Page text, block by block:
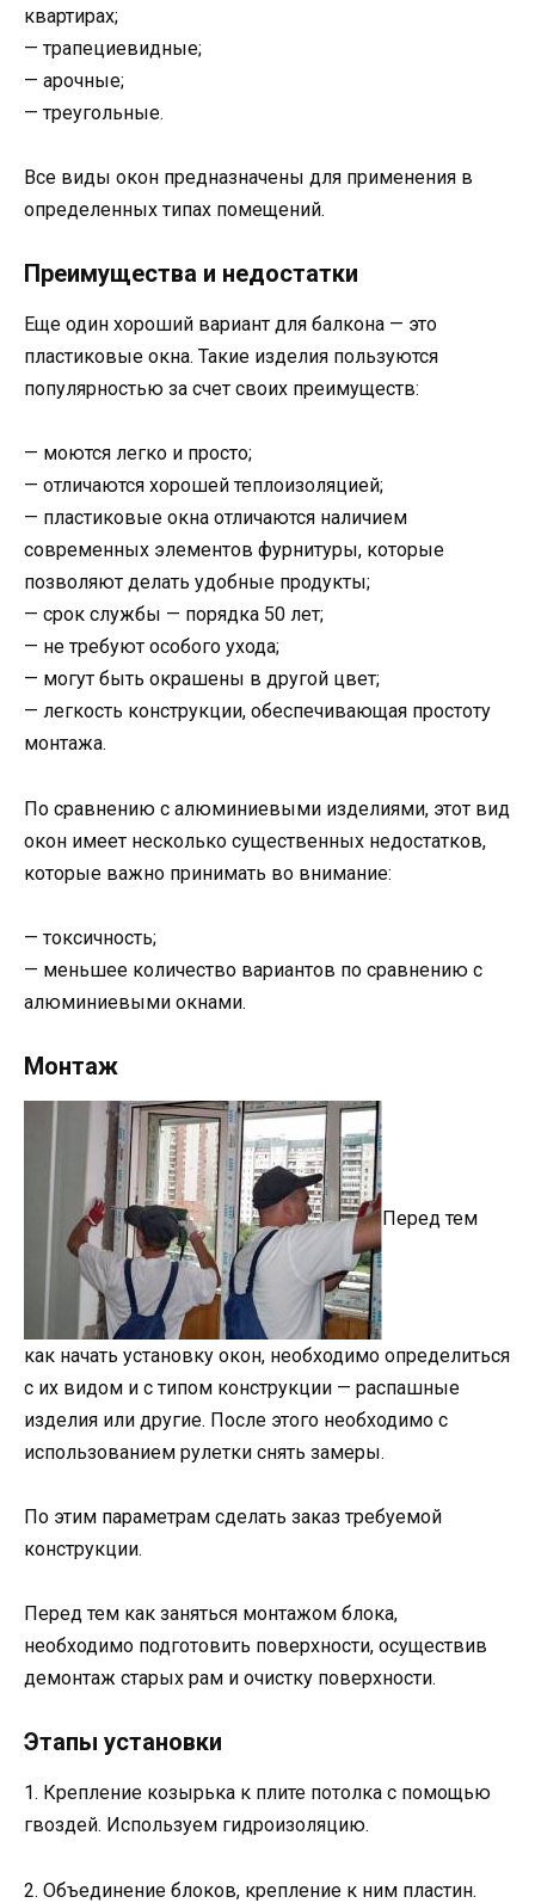
квартирах;
— трапециевидные;
— арочные;
— треугольные.
Все виды окон предназначены для применения в
определенных типах помещений.
Преимущества и недостатки
Еще один хороший вариант для балкона — это
пластиковые окна. Такие изделия пользуются
популярностью за счет своих преимуществ:
— моются легко и просто;
— отличаются хорошей теплоизоляцией;
— пластиковые окна отличаются наличием
современных элементов фурнитуры, которые
позволяют делать удобные продукты;
— срок службы — порядка 50 лет;
— не требуют особого ухода;
— могут быть окрашены в другой цвет;
— легкость конструкции, обеспечивающая простоту
монтажа.
По сравнению с алюминиевыми изделиями, этот вид
окон имеет несколько существенных недостатков,
которые важно принимать во внимание:
— токсичность;
— меньшее количество вариантов по сравнению с
алюминиевыми окнами.
Монтаж
Перед тем
как начать установку окон, необходимо определиться
с их видом и с типом конструкции — распашные
изделия или другие. После этого необходимо с
использованием рулетки снять замеры.
По этим параметрам сделать заказ требуемой
конструкции.
Перед тем как заняться монтажом блока,
необходимо подготовить поверхности, осуществив
демонтаж старых рам и очистку поверхности.
Этапы установки
1. Крепление козырька к плите потолка с помощью
гвоздей. Используем гидроизоляцию.
2. Объединение блоков, крепление к ним пластин.